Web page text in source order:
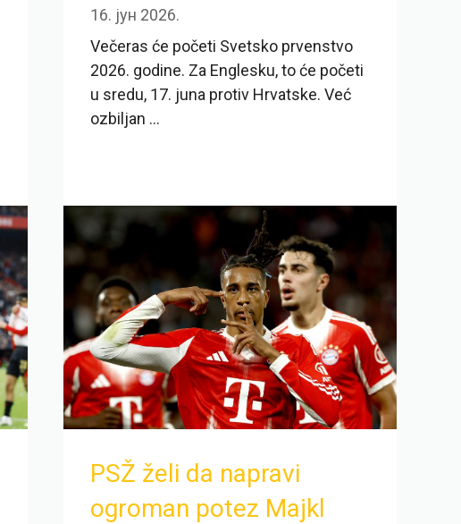
16. јун 2026.
Večeras će početi Svetsko prvenstvo
2026. godine. Za Englesku, to će početi
u sredu, 17. juna protiv Hrvatske. Već
ozbiljan ...
PSŽ želi da napravi
ogroman potez Majkl